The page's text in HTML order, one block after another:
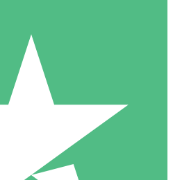
20 00